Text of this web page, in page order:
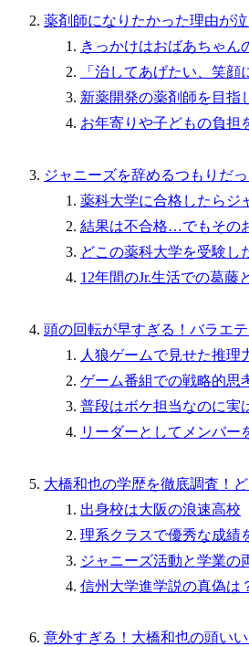
薬剤師になりたかった理由が
きっかけはおばあちゃん
「治してあげたい、笑
新薬開発の薬剤師を目指
お年寄りや子どもの負担
ジャニーズを辞めるつもりだ
薬科大学に合格したらジ
結果は不合格…でもその
どこの薬科大学を受験し
12年間のJr.生活での葛藤
頭の回転が早すぎる！バラエ
人狼ゲームで見せた推理
ゲーム番組での戦略的思
普段はボケ担当なのに実
リーダーとしてメンバー
大橋和也の学歴を徹底調査！
出身校は大阪の浪速高校
理系クラスで優秀な成績
ジャニーズ活動と学業の
信州大学進学説の真偽は
意外すぎる！大橋和也の頭い